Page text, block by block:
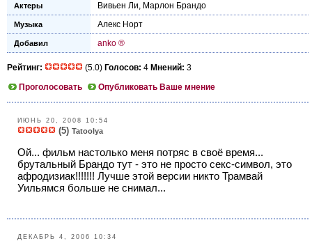
Актеры Вивьен Ли, Марлон Брандо
Музыка Алекс Норт
Добавил anko ®
Рейтинг: (5.0) Голосов: 4 Мнений: 3
Проголосовать
Опубликовать Ваше мнение
ИЮНЬ 20, 2008 10:54
(5) Tatoolya
Ой... фильм настолько меня потряс в своё время...
брутальный Брандо тут - это не просто секс-символ, это
афродизиак!!!!!!! Лучше этой версии никто Трамвай
Уильямся больше не снимал...
ДЕКАБРЬ 4, 2006 10:34